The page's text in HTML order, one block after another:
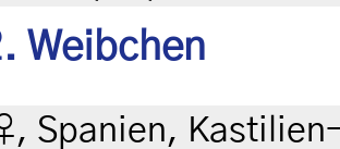
Weibchen
Spanien,